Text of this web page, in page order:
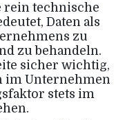
technische
Daten als
zu
zu behandeln.
sicher wichtig,
im Unternehmen
stets im